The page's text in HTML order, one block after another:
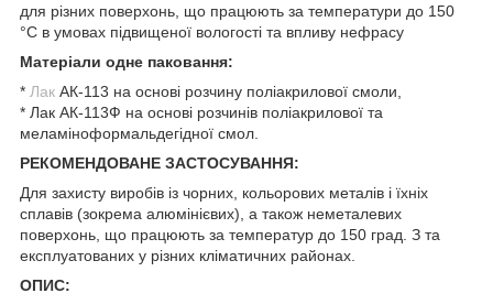
для різних поверхонь, що працюють за температури до 150
°C в умовах підвищеної вологості та впливу нефрасу
Матеріали одне паковання:
* Лак АК-113 на основі розчину поліакрилової смоли,
* Лак АК-113Ф на основі розчинів поліакрилової та
меламіноформальдегідної смол.
РЕКОМЕНДОВАНЕ ЗАСТОСУВАННЯ:
Для захисту виробів із чорних, кольорових металів і їхніх
сплавів (зокрема алюмінієвих), а також неметалевих
поверхонь, що працюють за температур до 150 град. З та
експлуатованих у різних кліматичних районах.
ОПИС: